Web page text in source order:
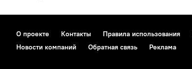
О проекте Контакты Правила использования
Новости компаний
Обратная связь Реклама